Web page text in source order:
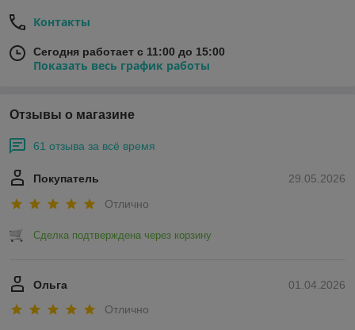
Контакты
Сегодня работает с 11:00 до 15:00
Показать весь график работы
Отзывы о магазине
61 отзыва за всё время
29.05.2026
Покупатель
Отлично
Сделка подтверждена через корзину
01.04.2026
Ольга
Отлично